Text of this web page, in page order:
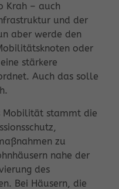
Krah – auch
und der
aber werde den
oder
stärkere
Auch das solle
Mobilität stammt die
zu
nahe der
des
Bei Häusern, die